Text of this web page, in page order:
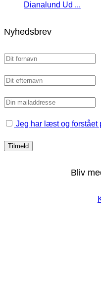
Dianalund Ud ...
Nyhedsbrev
Jeg har læst og forstået
Bliv